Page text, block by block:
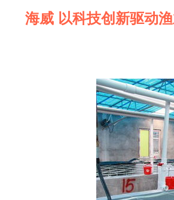
海威 以科技创新驱动